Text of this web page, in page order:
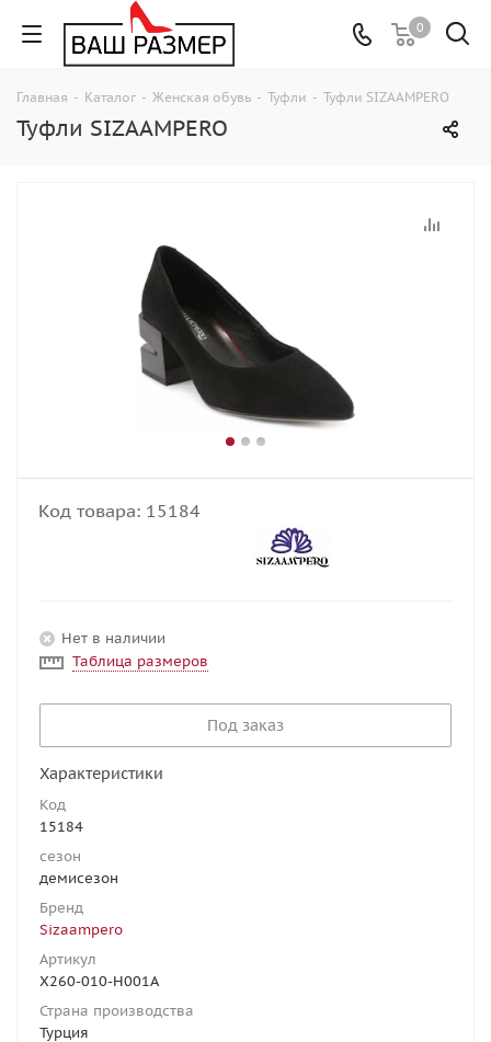
0
Главная - Каталог - Женская обувь - Туфли - Туфли SIZAAMPERO
Туфли SIZAAMPERO
Код товара: 15184
Нет в наличии
Таблица размеров
Под заказ
Характеристики
Код
15184
сезон
демисезон
Бренд
Sizaampero
Артикул
X260-010-H001A
Страна производства
Турция